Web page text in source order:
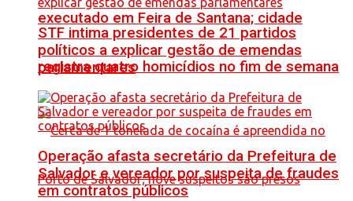
executado em Feira de Santana; cidade
registra quatro homicídios no fim de semana
STF intima presidentes de 21 partidos
políticos a explicar gestão de emendas
parlamentares
Operação afasta secretário da Prefeitura de
Salvador e vereador por suspeita de fraudes
em contratos públicos